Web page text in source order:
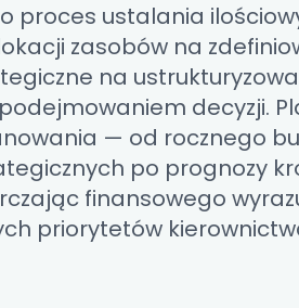
proces ustalania
zasobów na
na
decyzji.
— od rocznego
po prognozy
finansowego
priorytetów